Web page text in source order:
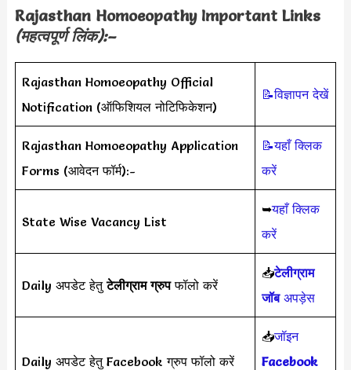
Rajasthan Homoeopathy Important Links
(महत्वपूर्ण लिंक):–
Rajasthan Homoeopathy Official
Notification (ऑफिशियल नोटिफिकेशन)
📝विज्ञापन देखें
Rajasthan Homoeopathy Application
Forms (आवेदन फॉर्म):-
📝यहाँ क्लिक
करें
State Wise Vacancy List
➥यहाँ क्लिक
करें
Daily अपडेट हेतुटेलीग्राम ग्रुपफॉलो करें
📥टेलीग्राम
जॉबअपड़ेस
Daily अपडेट हेतु Facebook ग्रुप फॉलो करें
📥जॉइन
Facebook